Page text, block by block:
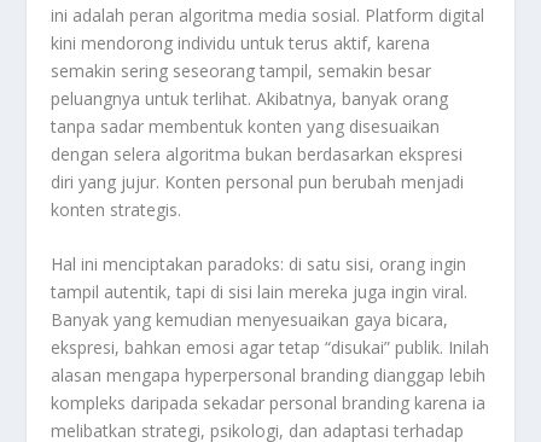
ini adalah peran algoritma media sosial. Platform digital
kini mendorong individu untuk terus aktif, karena
semakin sering seseorang tampil, semakin besar
peluangnya untuk terlihat. Akibatnya, banyak orang
tanpa sadar membentuk konten yang disesuaikan
dengan selera algoritma bukan berdasarkan ekspresi
diri yang jujur. Konten personal pun berubah menjadi
konten strategis.
Hal ini menciptakan paradoks: di satu sisi, orang ingin
tampil autentik, tapi di sisi lain mereka juga ingin viral.
Banyak yang kemudian menyesuaikan gaya bicara,
ekspresi, bahkan emosi agar tetap “disukai” publik. Inilah
alasan mengapa hyperpersonal branding dianggap lebih
kompleks daripada sekadar personal branding karena ia
melibatkan strategi, psikologi, dan adaptasi terhadap